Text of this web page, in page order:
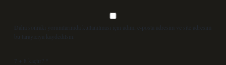
Daha sonraki yorumlarımda kullanılması için adım, e-posta adresim ve site adresim
bu tarayıcıya kaydedilsin.
7 + 8 kaçtır?